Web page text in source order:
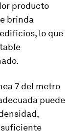
producto
brinda
lo que
7 del metro
puede